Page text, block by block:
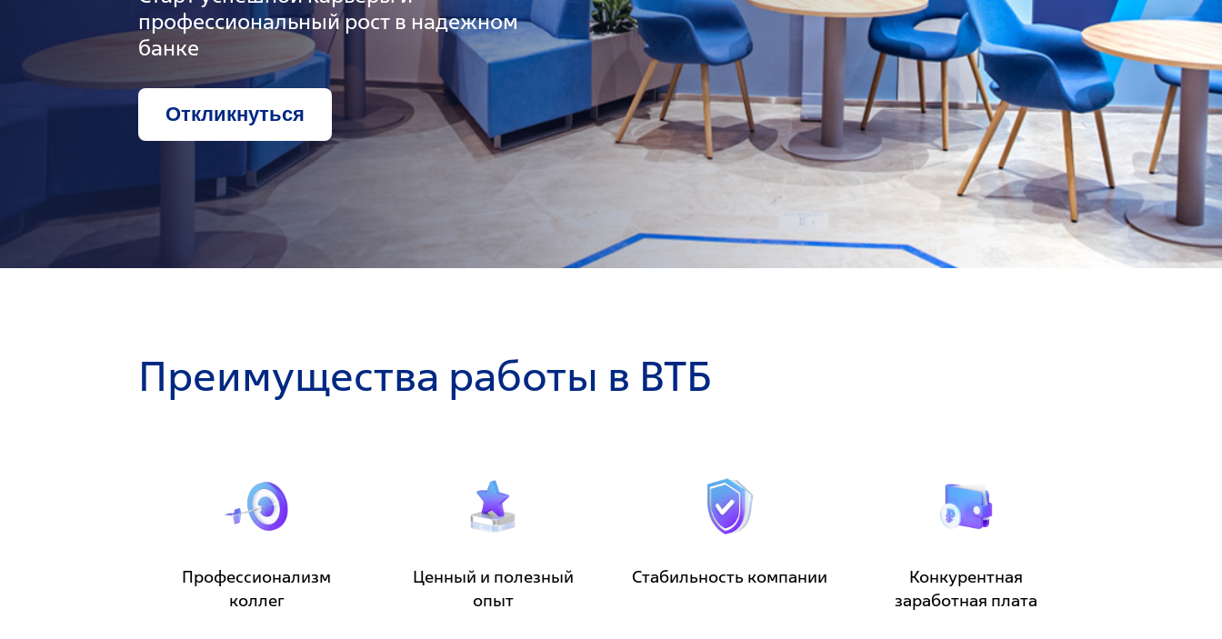
профессиональный рост в надежном
банке
Откликнуться
Преимущества работы в ВТБ
Профессионализм
коллег
Ценный и полезный
опыт
Стабильность компании
Конкурентная
заработная плата